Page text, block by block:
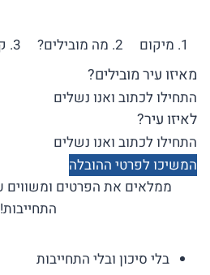
content
1. מיקום 2. מה מובילים? 3. קבלו הצעות!
מאיזו עיר מובילים?
לאיזו עיר?
המשיכו לפרטי ההובלה
התחייבות!
בלי סיכון ובלי התחייבות